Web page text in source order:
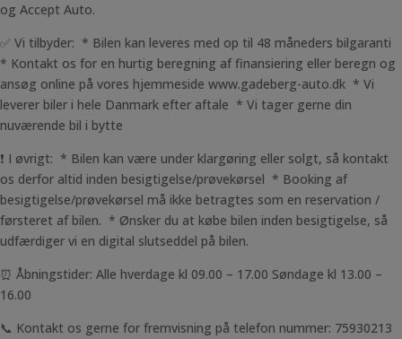
og Accept Auto.
✅ Vi tilbyder: * Bilen kan leveres med op til 48 måneders bilgaranti
* Kontakt os for en hurtig beregning af finansiering eller beregn og
ansøg online på vores hjemmeside www.gadeberg-auto.dk * Vi
leverer biler i hele Danmark efter aftale * Vi tager gerne din
nuværende bil i bytte
❗ I øvrigt: * Bilen kan være under klargøring eller solgt, så kontakt
os derfor altid inden besigtigelse/prøvekørsel * Booking af
besigtigelse/prøvekørsel må ikke betragtes som en reservation /
førsteret af bilen. * Ønsker du at købe bilen inden besigtigelse, så
udfærdiger vi en digital slutseddel på bilen.
⏰ Åbningstider: Alle hverdage kl 09.00 – 17.00 Søndage kl 13.00 –
16.00
📞 Kontakt os gerne for fremvisning på telefon nummer: 75930213